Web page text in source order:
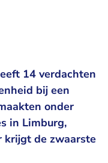
14 verdachten
bij een
onder
in Limburg,
krijgt de zwaarste